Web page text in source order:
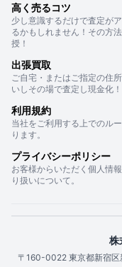
高く売るコツ
少し意識するだけで査定が
るかもしれません！その方
授！
出張買取
ご自宅・またはご指定の住
いしその場で査定し現金化！
利用規約
当社をご利用する上でのル
ります。
プライバシーポリシー
お客様からいただく個人情
り扱いについて。
株
〒160-0022 東京都新宿区